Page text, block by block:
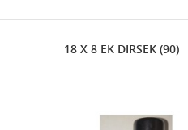
18 X 8 EK DİRSEK (90)